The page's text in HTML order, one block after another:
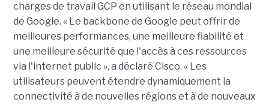
charges de travail GCP en utilisant le réseau mondial
de Google. « Le backbone de Google peut offrir de
meilleures performances, une meilleure fiabilité et
une meilleure sécurité que l'accès à ces ressources
via l'internet public », a déclaré Cisco. « Les
utilisateurs peuvent étendre dynamiquement la
connectivité à de nouvelles régions et à de nouveaux